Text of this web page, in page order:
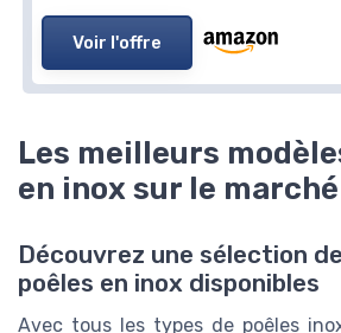
Voir l'offre
Les meilleurs
en inox sur le marché
Découvrez une sélection
poêles en inox disponibles
Avec tous les types de poêles